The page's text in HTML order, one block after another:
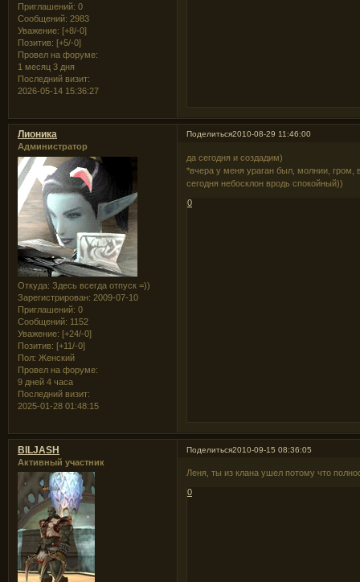
Приглашений: 0
Сообщений: 2983
Уважение: [+8/-0]
Позитив: [+5/-0]
Провел на форуме:
1 месяц 3 дня
Последний визит:
2026-05-14 15:36:27
Поделиться2010-08-29 11:46:00
Лионика
Администратор
Откуда: Здесь всегда отпуск =))
Зарегистрирован: 2009-07-10
Приглашений: 0
Сообщений: 1152
Уважение: [+24/-0]
Позитив: [+11/-0]
Пол: Женский
Провел на форуме:
9 дней 4 часа
Последний визит:
2025-01-28 01:48:15
да сегодня и создадим)
*вчера у меня ураган был, молнии,
сегодня небосклон вродь спокойный))
0
Поделиться2010-09-15 08:36:05
BILJASH
Активный участник
Леня, ты из клана ушел потому что
0